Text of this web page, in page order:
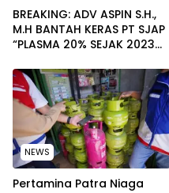
BREAKING: ADV ASPIN S.H.,
M.H BANTAH KERAS PT SJAP
“PLASMA 20% SEJAK 2023
WARGA WAWOONE!
NEWS
Pertamina Patra Niaga